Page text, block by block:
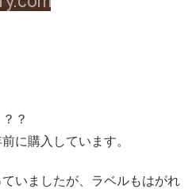
？
に購入しています。
いましたが、ラベルもはがれ